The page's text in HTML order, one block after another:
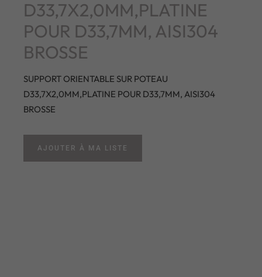
D33,7X2,0MM,PLATINE
POUR D33,7MM, AISI304
BROSSE
SUPPORT ORIENTABLE SUR POTEAU
D33,7X2,0MM,PLATINE POUR D33,7MM, AISI304
BROSSE
AJOUTER À MA LISTE